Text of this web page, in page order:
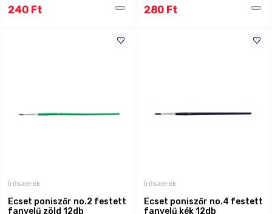
240 Ft 280 Ft
Írószerek
Ecset poniszőr no.2 festett
fanyelű zöld 12db
Írószerek
Ecset poniszőr no.4 festett
fanyelű kék 12db